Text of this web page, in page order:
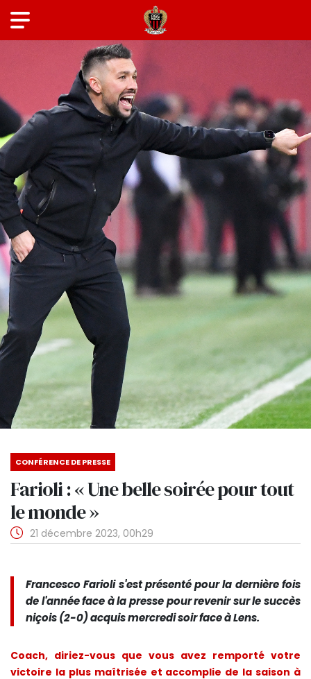
CONFÉRENCE DE PRESSE
Farioli : « Une belle soirée pour tout
le monde »
21 décembre 2023, 00h29
Francesco Farioli s'est présenté pour la dernière fois
de l'année face à la presse pour revenir sur le succès
niçois (2-0) acquis mercredi soir face à Lens.
Coach, diriez-vous que vous avez remporté votre
victoire la plus maîtrisée et accomplie de la saison à